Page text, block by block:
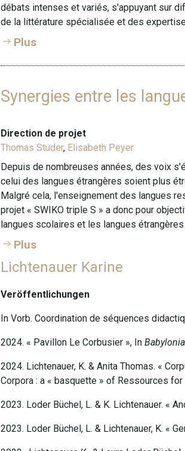
débats intenses et variés, s'appuyant sur
de la littérature spécialisée et des
Plus
Synergies entre les
Direction de projet
Thomas Studer, Elisabeth Peyer
Depuis de nombreuses années, des voix
celui des langues étrangères soient plus
Malgré cela, l'enseignement des langues
projet « SWIKO triple S » a donc pour
langues scolaires et les langues
Plus
Lichtenauer Karine
Veröffentlichungen
In Vorb. Coordination de séquences
2024. « Pavillon Le Corbusier », In
2024. Lichtenauer, K. & Anita Thomas. «
Corpora : a « basquette » of Ressources
2023. Loder Büchel, L. & K. Lichtenauer. «
2023. Loder Büchel, L. & Lichtenauer, K. «